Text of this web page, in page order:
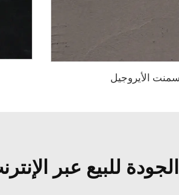
الأيروجيل
للبيع عبر